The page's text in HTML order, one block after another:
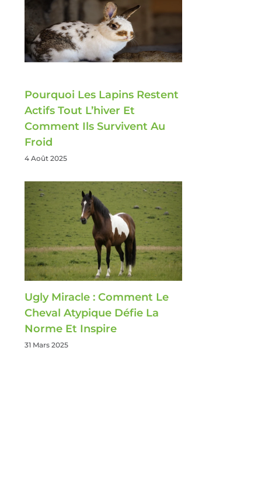
Pourquoi Les Lapins Restent
Actifs Tout L’hiver Et
Comment Ils Survivent Au
Froid
4 Août 2025
Ugly Miracle : Comment Le
Cheval Atypique Défie La
Norme Et Inspire
31 Mars 2025